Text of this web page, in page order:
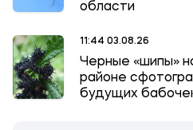
области
11:44 03.08.26
Черные «шипы»
районе
будущих